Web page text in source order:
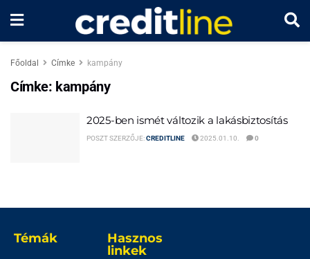
Főoldal Címke kampány
Címke: kampány
2025-ben ismét változik a lakásbiztosítás
POSZT SZERZŐJE:CREDITLINE 2025.01.10. 0
Témák
Hasznos
linkek